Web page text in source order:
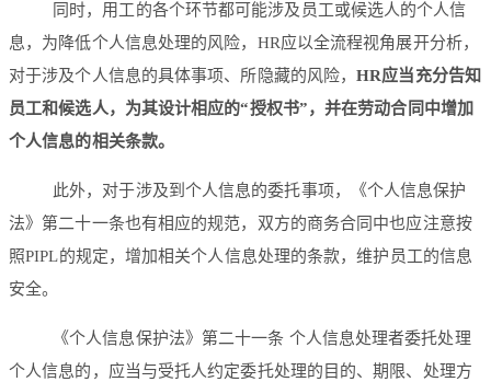
同时，用工的各个环节都可能涉及员工或候选人的个人信
息，为降低个人信息处理的风险，HR应以全流程视角展开分析，
对于涉及个人信息的具体事项、所隐藏的风险，HR应当充分告知
员工和候选人，为其设计相应的“授权书”，并在劳动合同中增加
个人信息的相关条款。
此外，对于涉及到个人信息的委托事项，《个人信息保护
法》第二十一条也有相应的规范，双方的商务合同中也应注意按
照PIPL的规定，增加相关个人信息处理的条款，维护员工的信息
安全。
《个人信息保护法》第二十一条 个人信息处理者委托处理
个人信息的，应当与受托人约定委托处理的目的、期限、处理方